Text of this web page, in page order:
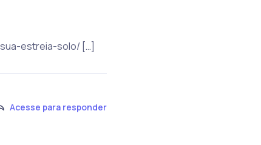
estreia-solo/ […]
Acesse para responder